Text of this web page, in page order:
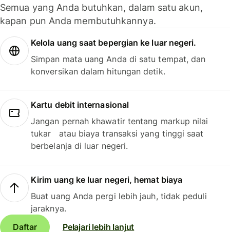
Semua yang Anda butuhkan, dalam satu akun,
kapan pun Anda membutuhkannya.
Kelola uang saat bepergian ke luar negeri.
Simpan mata uang Anda di satu tempat, dan
konversikan dalam hitungan detik.
Kartu debit internasional
Jangan pernah khawatir tentang markup nilai
tukar atau biaya transaksi yang tinggi saat
berbelanja di luar negeri.
Kirim uang ke luar negeri, hemat biaya
Buat uang Anda pergi lebih jauh, tidak peduli
jaraknya.
Daftar
Pelajari lebih lanjut